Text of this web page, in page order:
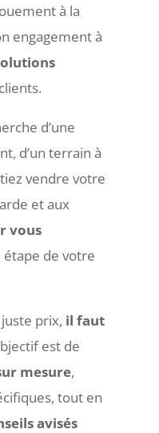
à la
engagement à
d’une
d’un terrain à
vendre votre
et aux
vous
de votre
prix, il faut
est de
mesure,
tout en
avisés